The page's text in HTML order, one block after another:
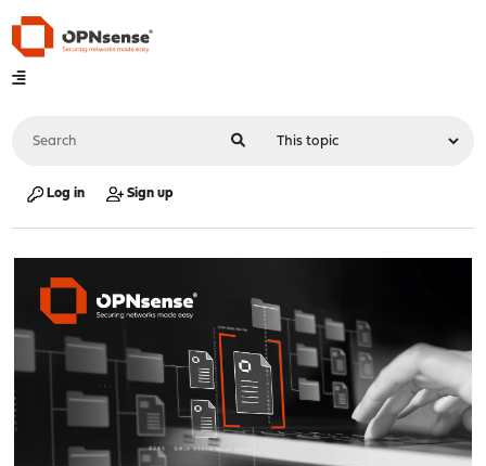
Log in Sign up